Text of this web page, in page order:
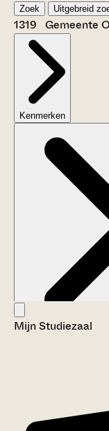
Zoek Uitgebreid
1319 Gemeente
Kenmerken
Aanwijzingen voor de
Mijn Studiezaal